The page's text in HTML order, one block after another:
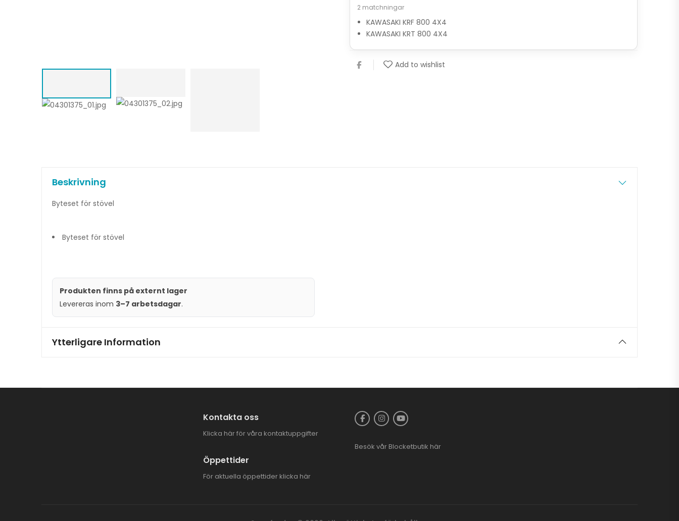
2 matchningar
KAWASAKI KRF 800 4X4
KAWASAKI KRT 800 4X4
Add to wishlist
Beskrivning
Byteset för stövel
Byteset för stövel
Produkten finns på externt lager
Levereras inom 3–7 arbetsdagar.
Ytterligare Information
Kontakta oss
Klicka här för våra kontaktuppgifter
Öppettider
För aktuella öppettider klicka här
Besök vår Blocketbutik här